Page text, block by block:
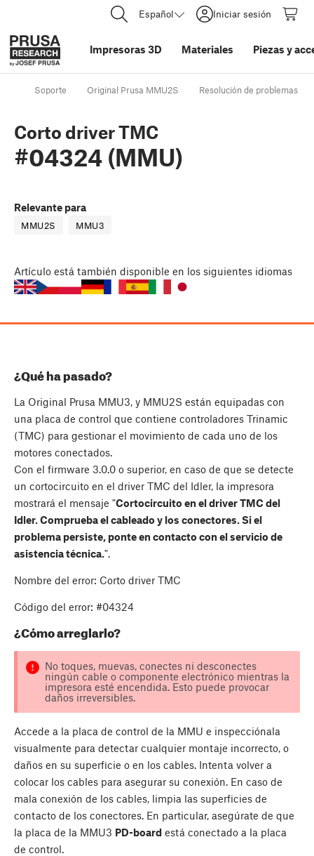
Español Iniciar sesión
Impresoras 3D Materiales Piezas y
Soporte Original Prusa MMU2S Resolución de problemas
Corto driver TMC
#04324 (MMU)
Relevante para
MMU2S MMU3
Artículo está también disponible en los siguientes idiomas
¿Qué ha pasado?
La Original Prusa MMU3, y MMU2S están equipadas con
una placa de control que contiene controladores Trinamic
(TMC) para gestionar el movimiento de cada uno de los
motores conectados.
Con el firmware 3.0.0 o superior, en caso de que se detecte
un cortocircuito en el driver TMC del Idler, la impresora
mostrará el mensaje "Cortocircuito en el driver TMC del
Idler. Comprueba el cableado y los conectores. Si el
problema persiste, ponte en contacto con el servicio de
asistencia técnica.".
Nombre del error: Corto driver TMC
Código del error: #04324
¿Cómo arreglarlo?
No toques, muevas, conectes ni desconectes
ningún cable o componente electrónico mientras la
impresora esté encendida. Esto puede provocar
daños irreversibles.
Accede a la placa de control de la MMU e inspecciónala
visualmente para detectar cualquier montaje incorrecto, o
daños en su superficie o en los cables. Intenta volver a
colocar los cables para asegurar su conexión. En caso de
mala conexión de los cables, limpia las superficies de
contacto de los conectores. En particular, asegúrate de que
la placa de la MMU3 PD-board está conectado a la placa
de control.